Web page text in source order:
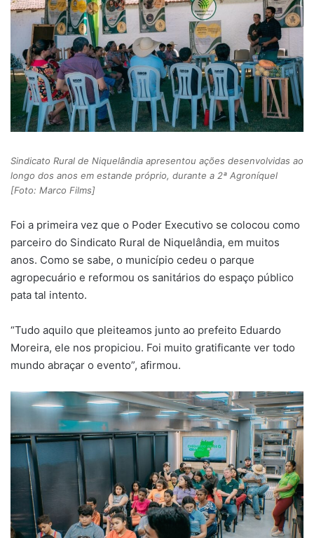
Sindicato Rural de Niquelândia apresentou ações desenvolvidas ao
longo dos anos em estande próprio, durante a 2ª Agroníquel
[Foto: Marco Films]
Foi a primeira vez que o Poder Executivo se colocou como
parceiro do Sindicato Rural de Niquelândia, em muitos
anos. Como se sabe, o município cedeu o parque
agropecuário e reformou os sanitários do espaço público
pata tal intento.
“Tudo aquilo que pleiteamos junto ao prefeito Eduardo
Moreira, ele nos propiciou. Foi muito gratificante ver todo
mundo abraçar o evento”, afirmou.